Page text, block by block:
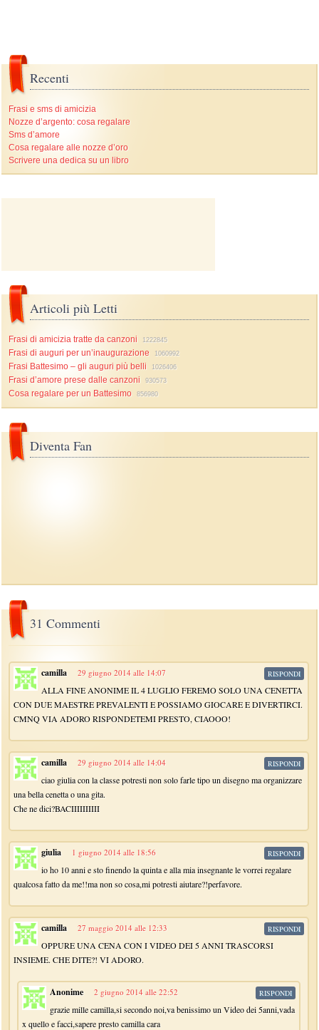
Recenti
Frasi e sms di amicizia
Nozze d’argento: cosa regalare
Sms d’amore
Cosa regalare alle nozze d’oro
Scrivere una dedica su un libro
Articoli più Letti
Frasi di amicizia tratte da canzoni 1222845
Frasi di auguri per un’inaugurazione 1060992
Frasi Battesimo – gli auguri più belli 1026406
Frasi d’amore prese dalle canzoni 930573
Cosa regalare per un Battesimo 856980
Diventa Fan
31 Commenti
camilla 29 giugno 2014 alle 14:07
ALLA FINE ANONIME IL 4 LUGLIO FEREMO SOLO UNA CENETTA
CON DUE MAESTRE PREVALENTI E POSSIAMO GIOCARE E DIVERTIRCI.
CMNQ VIA ADORO RISPONDETEMI PRESTO, CIAOOO!
RISPONDI
camilla 29 giugno 2014 alle 14:04
ciao giulia con la classe potresti non solo farle tipo un disegno ma organizzare
una bella cenetta o una gita.
Che ne dici?BACIIIIIIIIII
RISPONDI
giulia 1 giugno 2014 alle 18:56
io ho 10 anni e sto finendo la quinta e alla mia insegnante le vorrei regalare
qualcosa fatto da me!!ma non so cosa,mi potresti aiutare?!perfavore.
RISPONDI
camilla 27 maggio 2014 alle 12:33
OPPURE UNA CENA CON I VIDEO DEI 5 ANNI TRASCORSI
INSIEME. CHE DITE?! VI ADORO.
RISPONDI
Anonime 2 giugno 2014 alle 22:52
grazie mille camilla,si secondo noi,va benissimo un Video dei 5anni,vada
x quello e facci,sapere presto camilla cara
RISPONDI